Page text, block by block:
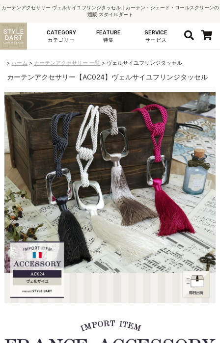
カーテンアクセサリー ヴェルサイユフリンジタッセル｜カーテン・シェード・ロールスクリーンの
通販 スタイルダート
CATEGORY
カテゴリー
FEATURE
特集
SERVICE
サービス
ホーム カーテンアクセサリー 一覧 ヴェルサイユフリンジタッセル
カーテンアクセサリー【AC024】ヴェルサイユフリンジタッセル